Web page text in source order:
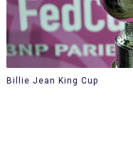
Billie Jean King Cup